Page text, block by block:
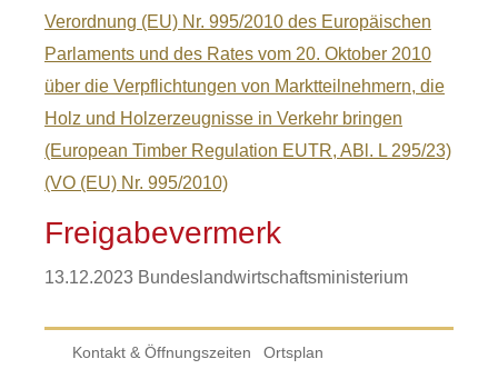
Verordnung (EU) Nr. 995/2010 des Europäischen
Parlaments und des Rates vom 20. Oktober 2010
über die Verpflichtungen von Marktteilnehmern, die
Holz und Holzerzeugnisse in Verkehr bringen
(European Timber Regulation EUTR, ABl. L 295/23)
(VO (EU) Nr. 995/2010)
Freigabevermerk
13.12.2023 Bundeslandwirtschaftsministerium
Kontakt & Öffnungszeiten Ortsplan